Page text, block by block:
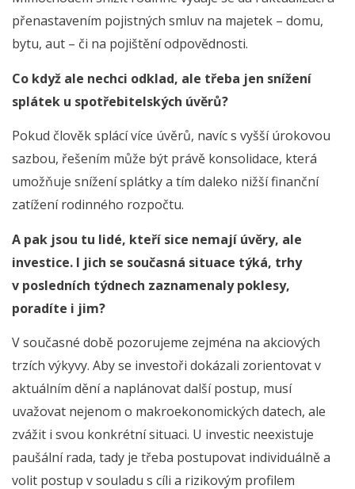
přenastavením pojistných smluv na majetek – domu,
bytu, aut – či na pojištění odpovědnosti.
Co když ale nechci odklad, ale třeba jen snížení
splátek u spotřebitelských úvěrů?
Pokud člověk splácí více úvěrů, navíc s vyšší úrokovou
sazbou, řešením může být právě konsolidace, která
umožňuje snížení splátky a tím daleko nižší finanční
zatížení rodinného rozpočtu.
A pak jsou tu lidé, kteří sice nemají úvěry, ale
investice. I jich se současná situace týká, trhy
v posledních týdnech zaznamenaly poklesy,
poradíte i jim?
V současné době pozorujeme zejména na akciových
trzích výkyvy. Aby se investoři dokázali zorientovat v
aktuálním dění a naplánovat další postup, musí
uvažovat nejenom o makroekonomických datech, ale
zvážit i svou konkrétní situaci. U investic neexistuje
paušální rada, tady je třeba postupovat individuálně a
volit postup v souladu s cíli a rizikovým profilem